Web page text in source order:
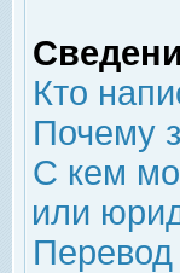
Кто
Почему
С кем
или
Перевод